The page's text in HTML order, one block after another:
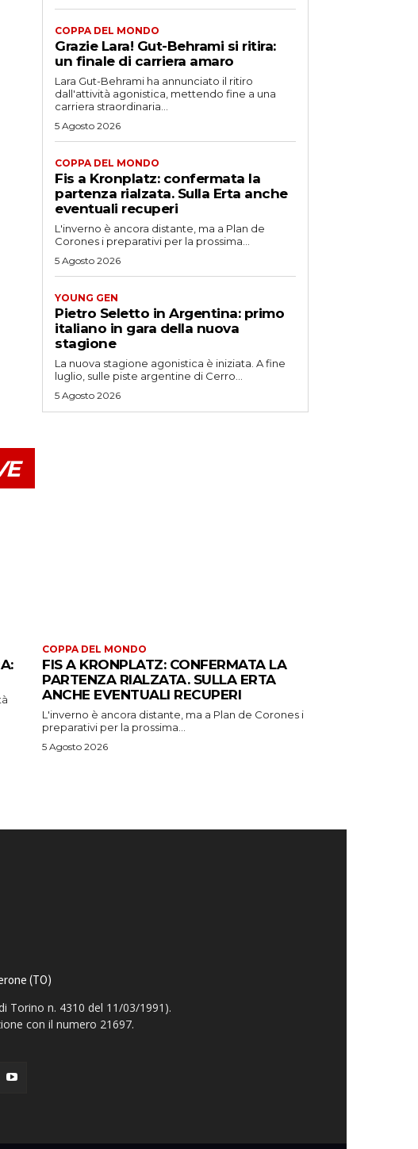
COPPA DEL MONDO
Grazie Lara! Gut-Behrami si ritira:
un finale di carriera amaro
Lara Gut-Behrami ha annunciato il ritiro
dall'attività agonistica, mettendo fine a una
carriera straordinaria...
5 Agosto 2026
COPPA DEL MONDO
Fis a Kronplatz: confermata la
partenza rialzata. Sulla Erta anche
eventuali recuperi
L'inverno è ancora distante, ma a Plan de
Corones i preparativi per la prossima...
5 Agosto 2026
YOUNG GEN
Pietro Seletto in Argentina: primo
italiano in gara della nuova
stagione
La nuova stagione agonistica è iniziata. A fine
luglio, sulle piste argentine di Cerro...
5 Agosto 2026
COPPA DEL MONDO
FIS A KRONPLATZ: CONFERMATA LA
PARTENZA RIALZATA. SULLA ERTA
ANCHE EVENTUALI RECUPERI
L'inverno è ancora distante, ma a Plan de Corones i
preparativi per la prossima...
5 Agosto 2026
(TO)
Torino n. 4310 del 11/03/1991).
con il numero 21697.